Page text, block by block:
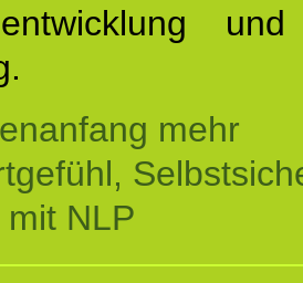
mehr
NLP